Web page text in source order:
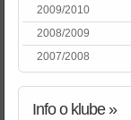
2009/2010
2008/2009
2007/2008
Infoo klube »